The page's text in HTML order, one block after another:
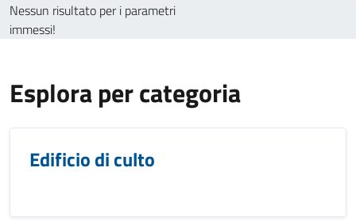
Nessun risultato per i parametri
immessi!
Esplora per categoria
Edificio di culto